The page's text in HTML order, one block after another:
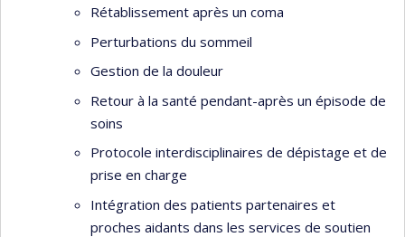
Rétablissement après un coma
Perturbations du sommeil
Gestion de la douleur
Retour à la santé pendant-après un épisode de
soins
Protocole interdisciplinaires de dépistage et de
prise en charge
Intégration des patients partenaires et
proches aidants dans les services de soutien